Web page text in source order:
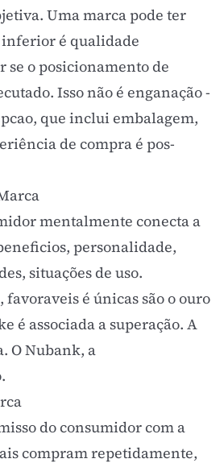
Uma marca pode ter
é qualidade
se oposicionamento de
Isso não é enganação -
que inclui embalagem,
de compra é pos-
mentalmente conecta a
personalidade,
situações de uso.
favoraveis é únicas são o ouro
é associada a superação. A
O Nubank, a
do consumidor com a
compram repetidamente,